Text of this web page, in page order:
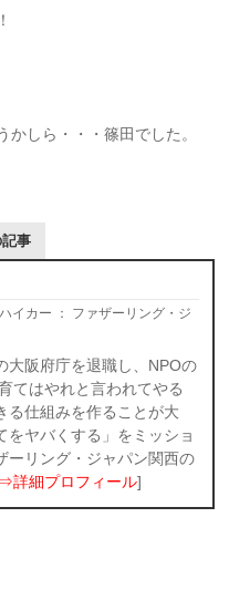
かしら・・・篠田でした。
事
イカー ： ファザーリング・ジ
大阪府庁を退職し、NPOの
てはやれと言われてやる
る仕組みを作ることが大
をヤバくする」をミッショ
ーリング・ジャパン関西の
⇒詳細プロフィール]